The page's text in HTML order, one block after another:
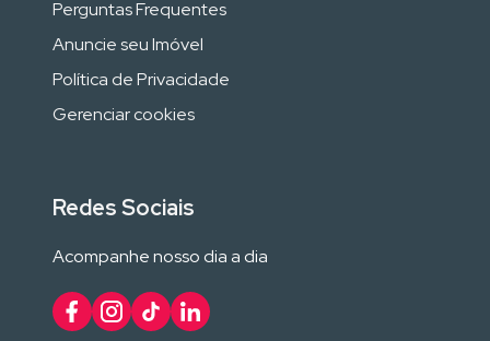
Perguntas Frequentes
Anuncie seu Imóvel
Política de Privacidade
Gerenciar cookies
Redes Sociais
Acompanhe nosso dia a dia